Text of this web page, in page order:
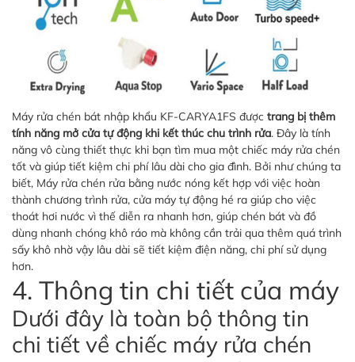
Máy rửa chén bát nhập khẩu KF-CARYA1FS được trang bị thêm
tính năng mở cửa tự động khi kết thúc chu trình rửa. Đây là tính
năng vô cùng thiết thực khi bạn tìm mua một chiếc máy rửa chén
tốt và giúp tiết kiệm chi phí lâu dài cho gia đình. Bởi như chúng ta
biết, Máy rửa chén rửa bằng nước nóng kết hợp với việc hoàn
thành chương trình rửa, cửa máy tự động hé ra giúp cho việc
thoát hơi nước vì thế diễn ra nhanh hơn, giúp chén bát và đồ
dùng nhanh chóng khô ráo mà không cần trải qua thêm quá trình
sấy khô nhờ vậy lâu dài sẽ tiết kiệm điện năng, chi phí sử dụng
hơn.
4. Thông tin chi tiết của máy
Dưới đây là toàn bộ thông tin
chi tiết về chiếc máy rửa chén